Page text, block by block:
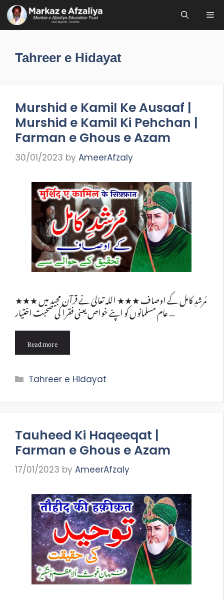
Skip
to
content
Tahreer e Hidayat
Murshid e Kamil Ke Ausaaf |
Murshid e Kamil Ki Pehchan |
Farman e Ghous e Azam
30/01/2023 by AmeerAfzaly
★★★ مُرشدِ کامل کے اوصاف ★★★ اللہ تعالیٰ نے قرآن مجید میں
عام مسلمانوں کو اپنے خواص یعنی فقرا کی صحبت اختیار …
Read more
Categories
Tahreer e Hidayat
Tauheed Ki Haqeeqat |
Farman e Ghous e Azam
17/01/2023 by AmeerAfzaly